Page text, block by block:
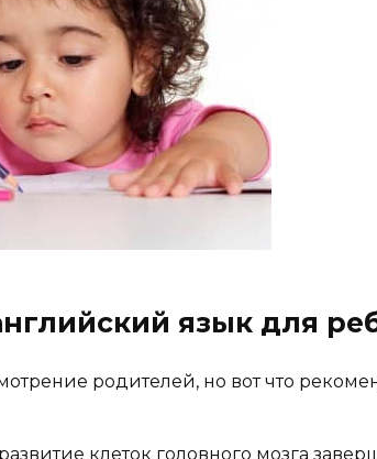
язык для
родителей, но вот что
клеток головного мозга